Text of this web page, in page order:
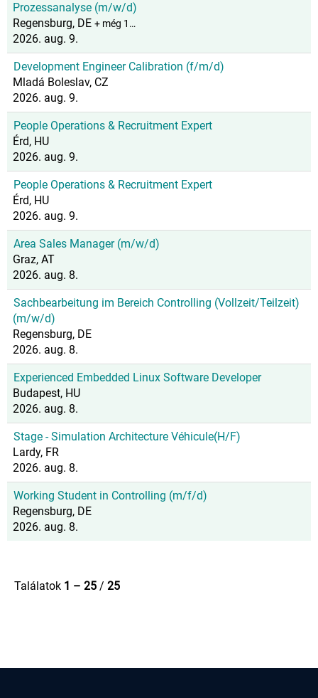
Prozessanalyse (m/w/d)
Regensburg, DE + még 1…
2026. aug. 9.
Development Engineer Calibration (f/m/d)
Mladá Boleslav, CZ
2026. aug. 9.
People Operations & Recruitment Expert
Érd, HU
2026. aug. 9.
People Operations & Recruitment Expert
Érd, HU
2026. aug. 9.
Area Sales Manager (m/w/d)
Graz, AT
2026. aug. 8.
Sachbearbeitung im Bereich Controlling (Vollzeit/Teilzeit)
(m/w/d)
Regensburg, DE
2026. aug. 8.
Experienced Embedded Linux Software Developer
Budapest, HU
2026. aug. 8.
Stage - Simulation Architecture Véhicule(H/F)
Lardy, FR
2026. aug. 8.
Working Student in Controlling (m/f/d)
Regensburg, DE
2026. aug. 8.
Találatok 1 – 25 / 25